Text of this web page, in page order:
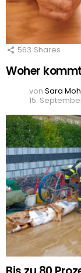
563 Shares
Woher
von Sara
15.